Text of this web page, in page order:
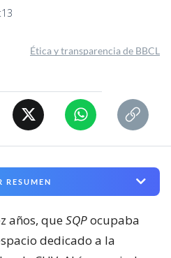
Ética y transparencia de BBCL
RESUMEN
años, queSQPocupaba
dedicado a la